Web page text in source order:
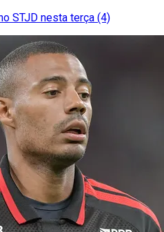
STJD nesta terça (4)